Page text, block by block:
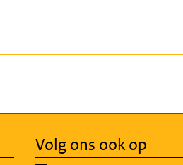
Volg ons ook op